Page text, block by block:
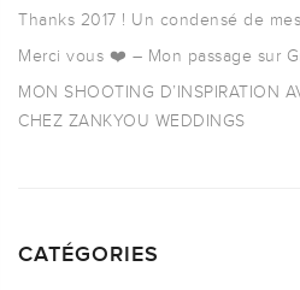
Thanks 2017 ! Un condensé de
Merci vous ❤️ – Mon passage sur
MON SHOOTING D’INSPIRATION
CHEZ ZANKYOU WEDDINGS
CATÉGORIES